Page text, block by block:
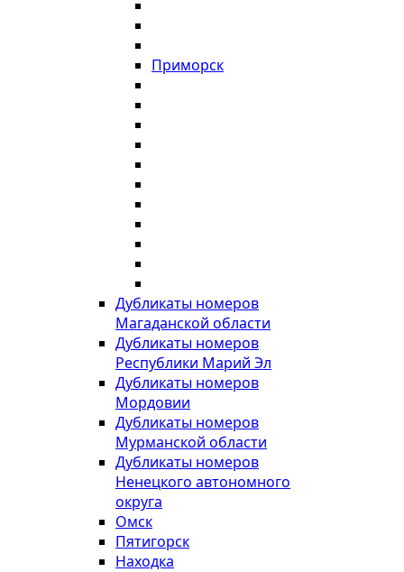
Приморск
Дубликаты номеров
Магаданской области
Дубликаты номеров
Республики Марий Эл
Дубликаты номеров
Мордовии
Дубликаты номеров
Мурманской области
Дубликаты номеров
Ненецкого автономного
округа
Омск
Пятигорск
Находка